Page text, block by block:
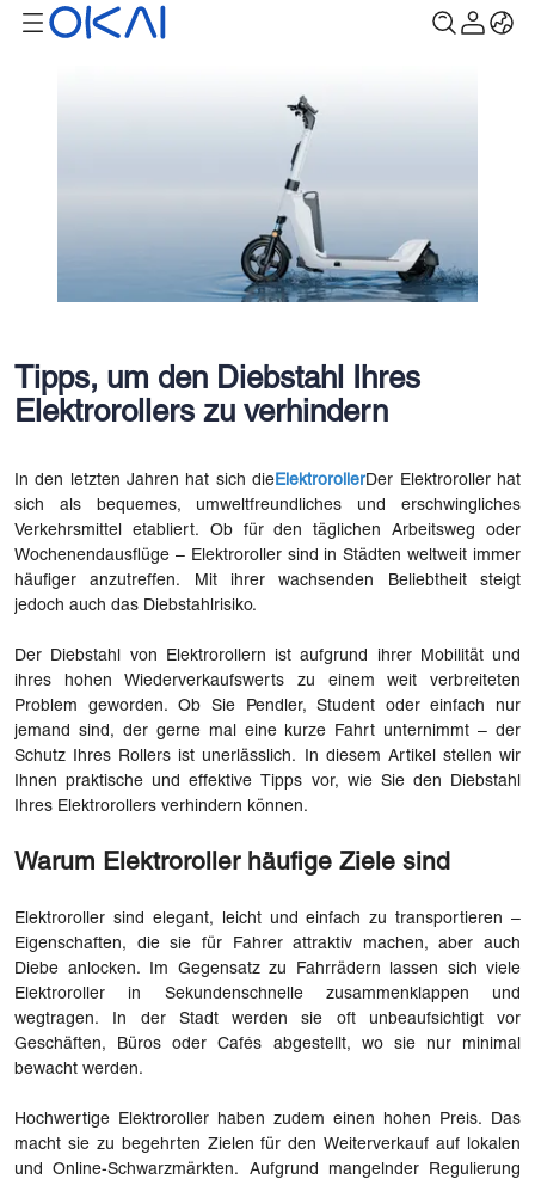
Tipps, um den Diebstahl Ihres
Elektrorollers zu verhindern
In den letzten Jahren hat sich die ElektrorollerDer Elektroroller hat
sich als bequemes, umweltfreundliches und erschwingliches
Verkehrsmittel etabliert. Ob für den täglichen Arbeitsweg oder
Wochenendausflüge – Elektroroller sind in Städten weltweit immer
häufiger anzutreffen. Mit ihrer wachsenden Beliebtheit steigt
jedoch auch das Diebstahlrisiko.
Der Diebstahl von Elektrorollern ist aufgrund ihrer Mobilität und
ihres hohen Wiederverkaufswerts zu einem weit verbreiteten
Problem geworden. Ob Sie Pendler, Student oder einfach nur
jemand sind, der gerne mal eine kurze Fahrt unternimmt – der
Schutz Ihres Rollers ist unerlässlich. In diesem Artikel stellen wir
Ihnen praktische und effektive Tipps vor, wie Sie den Diebstahl
Ihres Elektrorollers verhindern können.
Warum Elektroroller häufige Ziele sind
Elektroroller sind elegant, leicht und einfach zu transportieren –
Eigenschaften, die sie für Fahrer attraktiv machen, aber auch
Diebe anlocken. Im Gegensatz zu Fahrrädern lassen sich viele
Elektroroller in Sekundenschnelle zusammenklappen und
wegtragen. In der Stadt werden sie oft unbeaufsichtigt vor
Geschäften, Büros oder Cafés abgestellt, wo sie nur minimal
bewacht werden.
Hochwertige Elektroroller haben zudem einen hohen Preis. Das
macht sie zu begehrten Zielen für den Weiterverkauf auf lokalen
und Online-Schwarzmärkten. Aufgrund mangelnder Regulierung